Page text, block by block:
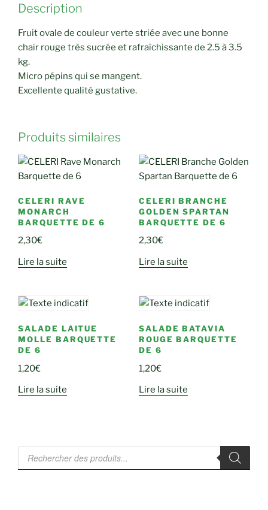
Description
Fruit ovale de couleur verte striée avec une bonne
chair rouge très sucrée et rafraîchissante de 2.5 à 3.5
kg.
Micro pépins qui se mangent.
Excellente qualité gustative.
Produits similaires
CELERI RAVE
MONARCH
BARQUETTE DE 6
2,30€
Lire la suite
CELERI BRANCHE
GOLDEN SPARTAN
BARQUETTE DE 6
2,30€
Lire la suite
SALADE LAITUE
MOLLE BARQUETTE
DE 6
1,20€
Lire la suite
SALADE BATAVIA
ROUGE BARQUETTE
DE 6
1,20€
Lire la suite
Recherche
de
produits